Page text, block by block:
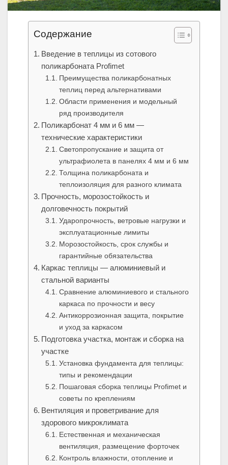
Содержание
Введение в теплицы из сотового
поликарбоната Profimet
Преимущества поликарбонатных
теплиц перед альтернативами
Области применения и модельный
ряд производителя
Поликарбонат 4 мм и 6 мм —
технические характеристики
Светопропускание и защита от
ультрафиолета в панелях 4 мм и 6 мм
Толщина поликарбоната и
теплоизоляция для разного климата
Прочность, морозостойкость и
долговечность покрытий
Ударопрочность, ветровые нагрузки и
эксплуатационные лимиты
Морозостойкость, срок службы и
гарантийные обязательства
Каркас теплицы — алюминиевый и
стальной варианты
Сравнение алюминиевого и стального
каркаса по прочности и весу
Антикоррозионная защита, покрытие
и уход за каркасом
Подготовка участка, монтаж и сборка на
участке
Установка фундамента для теплицы:
типы и рекомендации
Пошаговая сборка теплицы Profimet и
советы по креплениям
Вентиляция и проветривание для
здорового микроклимата
Естественная и механическая
вентиляция, размещение форточек
Контроль влажности, отопление и